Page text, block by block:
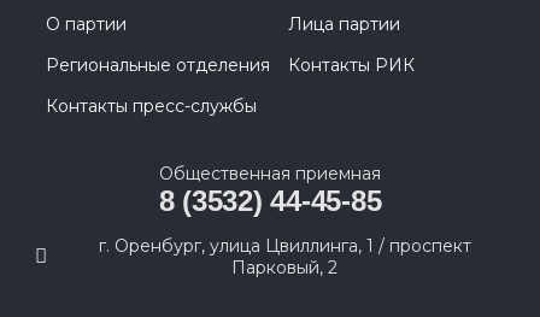
О партии
Лица партии
Региональные отделения
Контакты РИК
Контакты пресс-службы
Общественная приемная
8 (3532) 44-45-85
г. Оренбург, улица Цвиллинга, 1 / проспект
Парковый, 2